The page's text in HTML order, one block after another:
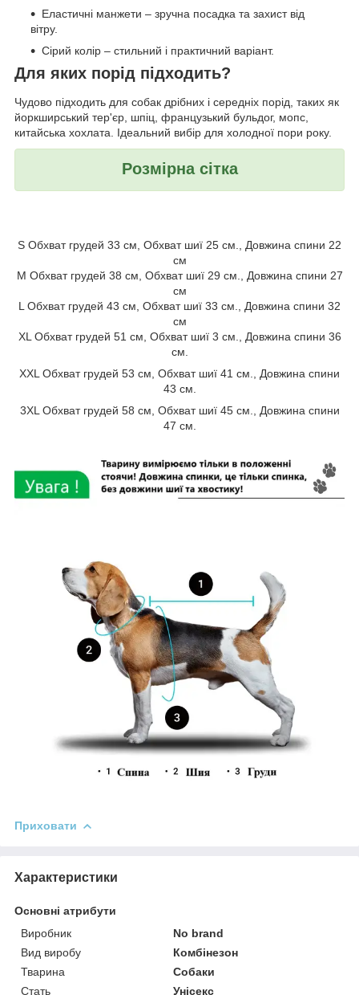
Еластичні манжети – зручна посадка та захист від
вітру.
Сірий колір – стильний і практичний варіант.
Для яких порід підходить?
Чудово підходить для собак дрібних і середніх порід, таких як
йоркширський тер'єр, шпіц, французький бульдог, мопс,
китайська хохлата. Ідеальний вибір для холодної пори року.
Розмірна сітка
S Обхват грудей 33 см, Обхват шиї 25 см., Довжина спини 22
см
M Обхват грудей 38 см, Обхват шиї 29 см., Довжина спини 27
см
L Обхват грудей 43 см, Обхват шиї 33 см., Довжина спини 32
см
XL Обхват грудей 51 см, Обхват шиї 3 см., Довжина спини 36
см.
XXL Обхват грудей 53 см, Обхват шиї 41 см., Довжина спини
43 см.
3XL Обхват грудей 58 см, Обхват шиї 45 см., Довжина спини
47 см.
Приховати
Характеристики
Основні атрибути
Виробник
No brand
Вид виробу
Комбінезон
Тварина
Собаки
Стать
Унісекс